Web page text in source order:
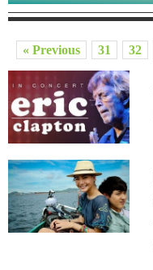
« Previous 31 32